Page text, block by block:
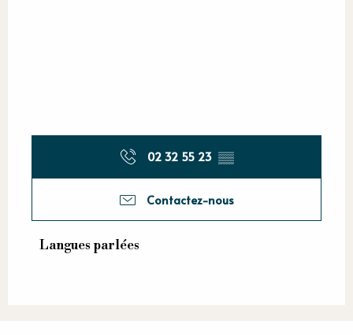
02 32 55 23 ▒▒
Contactez-nous
Langues parlées
Langues parlées